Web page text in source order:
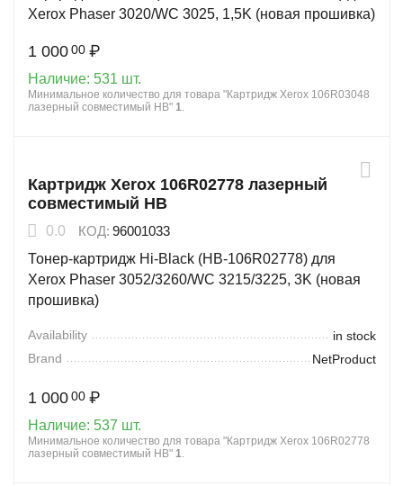
Xerox Phaser 3020/WC 3025, 1,5K (новая прошивка)
1 000 00 ₽
Наличие: 531 шт.
Минимальное количество для товара "Картридж Xerox 106R03048
лазерный совместимый HB" 1.
Картридж Xerox 106R02778 лазерный
совместимый HB
0.0 КОД: 96001033
Тонер-картридж Hi-Black (HB-106R02778) для
Xerox Phaser 3052/3260/WC 3215/3225, 3K (новая
прошивка)
Availability
in stock
Brand
NetProduct
1 000 00 ₽
Наличие: 537 шт.
Минимальное количество для товара "Картридж Xerox 106R02778
лазерный совместимый HB" 1.